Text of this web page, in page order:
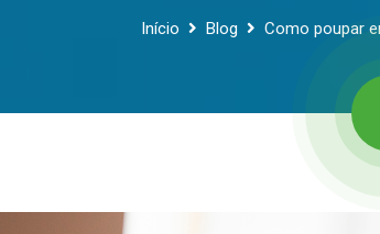
Início Blog Como poupar